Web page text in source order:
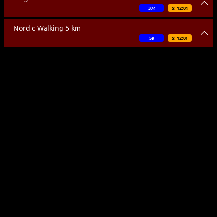
S: 12:04
374
Nordic Walking 5 km
S: 12:01
59